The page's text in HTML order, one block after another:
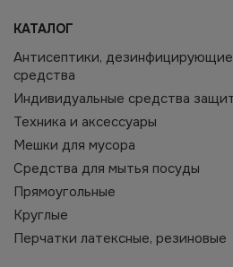
КАТАЛОГ
Антисептики, дезинфицирующие
средства
Индивидуальные средства
Техника и аксессуары
Мешки для мусора
Средства для мытья посуды
Прямоугольные
Круглые
Перчатки латексные, резиновые